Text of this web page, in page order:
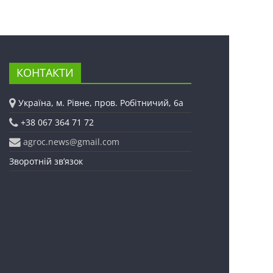
КОНТАКТИ
Україна, м. Рівне, пров. Робітничий, 6а
+38 067 364 71 72
agroc.news@gmail.com
Зворотній зв’язок